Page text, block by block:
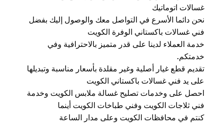
غسالات اتوماتيك
نحن دائما الأسرع في التواصل معك والوصول إليك بفضل
فني غسالات باكستاني الوفرة الكويت
خدمة العملاء لدينا على قدر متميز بالاحترافية وفي
خدمتكم.
تقديم قطع غيار أصلية وغير مقلدة بأسعار مناسبة وتبديلها
على يد فني غسالات باكستاني الكويت
احصل على وخدمات تصليح غسالة ملابس الكويت وخدمة
فني ثلاجات الكويت وفني طباخات الكويت أينما
كنتم في محافظات الكويت وعلى مدار الساعة